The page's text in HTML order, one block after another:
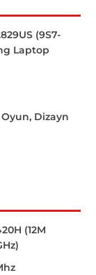
(9S7-
Laptop
Dizayn
(12M